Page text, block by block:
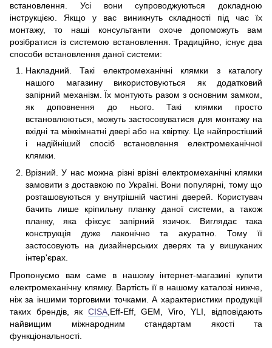
встановлення. Усі вони супроводжуються докладною
інструкцією. Якщо у вас виникнуть складності під час їх
монтажу, то наші консультанти охоче допоможуть вам
розібратися із системою встановлення. Традиційно, існує два
способи встановлення даної системи:
Накладний. Такі електромеханічні клямки з каталогу
нашого магазину використовуються як додатковий
запірний механізм. Їх монтують разом з основним замком,
як доповнення до нього. Такі клямки просто
встановлюються, можуть застосовуватися для монтажу на
вхідні та міжкімнатні двері або на хвіртку. Це найпростіший
і надійніший спосіб встановлення електромеханічної
клямки.
Врізний. У нас можна різні врізні електромеханічні клямки
замовити з доставкою по Україні. Вони популярні, тому що
розташовуються у внутрішній частині дверей. Користувач
бачить лише кріпильну планку даної системи, а також
планку, яка фіксує запірний язичок. Виглядає така
конструкція дуже лаконічно та акуратно. Тому її
застосовують на дизайнерських дверях та у вишуканих
інтер'єрах.
Пропонуємо вам саме в нашому інтернет-магазині купити
електромеханічну клямку. Вартість її в нашому каталозі нижче,
ніж за іншими торговими точками. А характеристики продукції
таких брендів, як CISA,Eff-Eff, GEM, Viro, YLI, відповідають
найвищим міжнародним стандартам якості та
функціональності.